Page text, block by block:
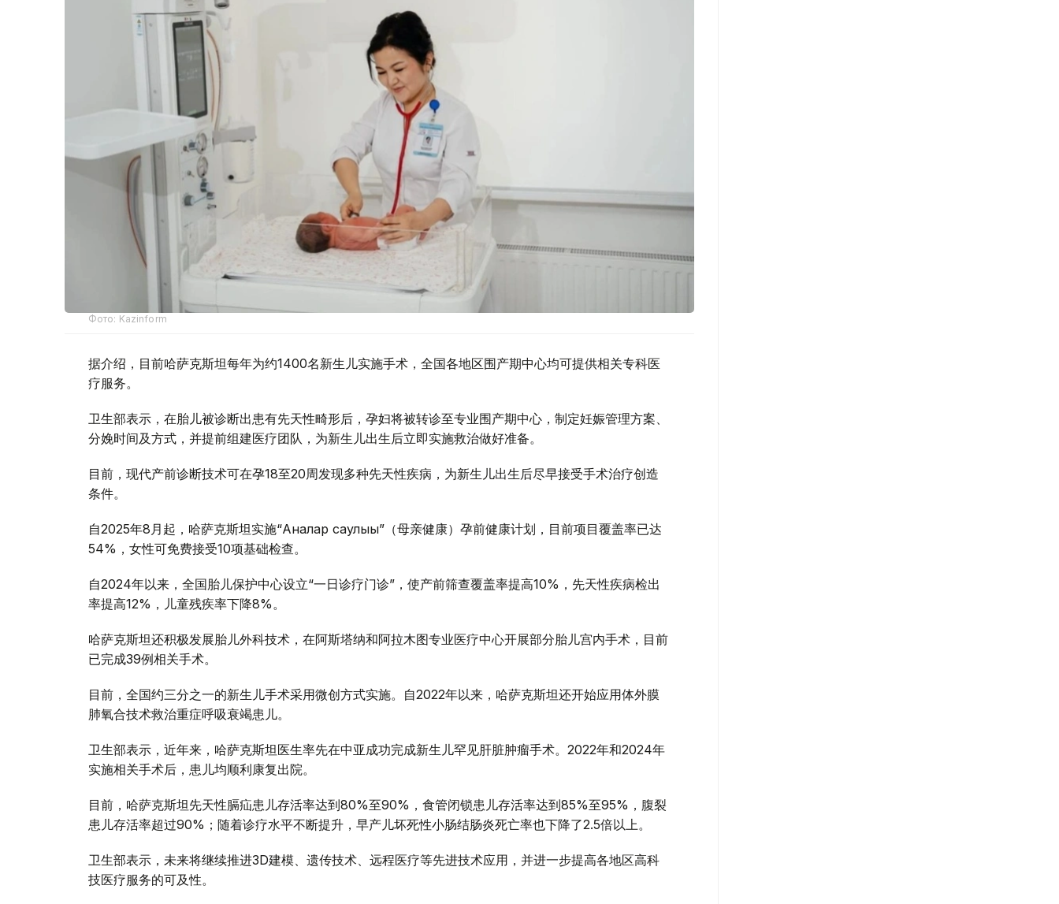
Фото: Kazinform
据介绍，目前哈萨克斯坦每年为约1400名新生儿实施手术，全国各地区围产期中心均可提供相关专科医
疗服务。
卫生部表示，在胎儿被诊断出患有先天性畸形后，孕妇将被转诊至专业围产期中心，制定妊娠管理方案、
分娩时间及方式，并提前组建医疗团队，为新生儿出生后立即实施救治做好准备。
目前，现代产前诊断技术可在孕18至20周发现多种先天性疾病，为新生儿出生后尽早接受手术治疗创造
条件。
自2025年8月起，哈萨克斯坦实施“Аналар саулығы”（母亲健康）孕前健康计划，目前项目覆盖率已达
54%，女性可免费接受10项基础检查。
自2024年以来，全国胎儿保护中心设立“一日诊疗门诊”，使产前筛查覆盖率提高10%，先天性疾病检出
率提高12%，儿童残疾率下降8%。
哈萨克斯坦还积极发展胎儿外科技术，在阿斯塔纳和阿拉木图专业医疗中心开展部分胎儿宫内手术，目前
已完成39例相关手术。
目前，全国约三分之一的新生儿手术采用微创方式实施。自2022年以来，哈萨克斯坦还开始应用体外膜
肺氧合技术救治重症呼吸衰竭患儿。
卫生部表示，近年来，哈萨克斯坦医生率先在中亚成功完成新生儿罕见肝脏肿瘤手术。2022年和2024年
实施相关手术后，患儿均顺利康复出院。
目前，哈萨克斯坦先天性膈疝患儿存活率达到80%至90%，食管闭锁患儿存活率达到85%至95%，腹裂
患儿存活率超过90%；随着诊疗水平不断提升，早产儿坏死性小肠结肠炎死亡率也下降了2.5倍以上。
卫生部表示，未来将继续推进3D建模、遗传技术、远程医疗等先进技术应用，并进一步提高各地区高科
技医疗服务的可及性。